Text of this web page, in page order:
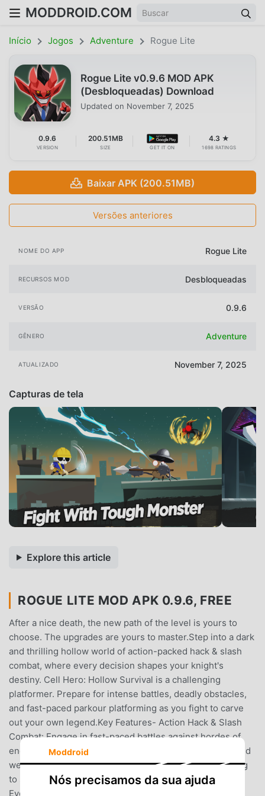
MODDROID.COM
Início Jogos Adventure Rogue Lite
Rogue Lite v0.9.6 MOD APK
(Desbloqueadas) Download
Updated on November 7, 2025
0.9.6
VERSION
200.51MB
SIZE GET IT ON
4.3 ★
1698 RATINGS
Baixar APK (200.51MB)
Versões anteriores
NOME DO APP Rogue Lite
RECURSOS MOD Desbloqueadas
VERSÃO 0.9.6
GÊNERO Adventure
ATUALIZADO November 7, 2025
Capturas de tela
Explore this article
ROGUE LITE MOD APK 0.9.6, FREE
After a nice death, the new path of the level is yours to
choose. The upgrades are yours to master.Step into a dark
and thrilling hollow world of action-packed hack & slash
combat, where every decision shapes your knight's
destiny. Cell Hero: Hollow Survival is a challenging
platformer. Prepare for intense battles, deadly obstacles,
and fast-paced parkour platforming as you fight to carve
out your own legend.Key Features- Action Hack & Slash
Combat: Engage in fast-paced battles against hordes of
enemies, each with unique attack patterns, strengths, and
weaknesses. Slash, dodge, and strike with perfect timing
to survive deadly encounters.- Rogue-Lite Experience:
Every run is different! With procedural generation, each
Moddroid
Nós precisamos da sua ajuda